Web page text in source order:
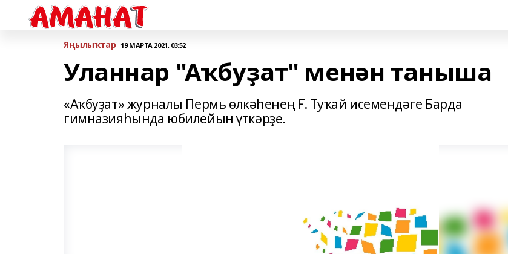
Яңылыҡтар 19 МАРТА 2021, 03:52
Уланнар "Аҡбуҙат" менән таныша
«Аҡбуҙат» журналы Пермь өлкәһенең Ғ. Туҡай исемендәге Барда
гимназияһында юбилейын үткәрҙе.